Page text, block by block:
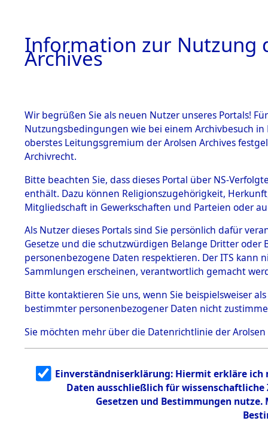
BESTÄNDE
1.
mente
5. Verschiedenes
5.3
Todesmärsche
5.3.1 Alliierte
Erhebungen
zu
Todesmärsch
en
5.3.2
g
5.3.3
Todesmärsch
Information zur Nutzung
Archives
Wir begrüßen Sie als neuen Nutzer unseres Portals!
Nutzungsbedingungen wie bei einem Archivbesuch
oberstes Leitungsgremium der Arolsen Archives
Archivrecht.
Bitte beachten Sie, dass dieses Portal über NS-
enthält. Dazu können Religionszugehörigkeit,
Mitgliedschaft in Gewerkschaften und Parteien oder
Als Nutzer dieses Portals sind Sie persönlich dafür
Gesetze und die schutzwürdigen Belange Dritter
personenbezogene Daten respektieren. Der ITS
Sammlungen erscheinen, verantwortlich gemacht
Bitte kontaktieren Sie uns, wenn Sie beispielsweiser
bestimmter personenbezogener Daten nicht
Sie möchten mehr über die Datenrichtlinie der Arolsen
Einverständniserklärung: Hiermit erkläre ich
Daten ausschließlich für
Gesetzen und Bestimmungen